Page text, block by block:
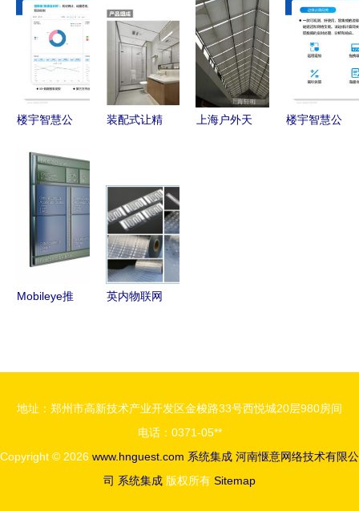
一体机生产
建设项目可
行性报告
值与路径
智生态
品研究
楼宇智慧公
案 集成更
简单，成本
价更低
装配式让精
集成引领未
来
上海户外天
楼宇智慧公
Mobileye推
的新里程碑
英内物联网
新“小巨
人”的竞争
胜势
地址：郑州市高新技术产业开发区金梭路33号西悦城20层980房间
电话：0371-05**
Copyright © 2026 www.hnguest.com 系统集成 河南惬意网络技术有限公
司 系统集成 版权所有 Sitemap